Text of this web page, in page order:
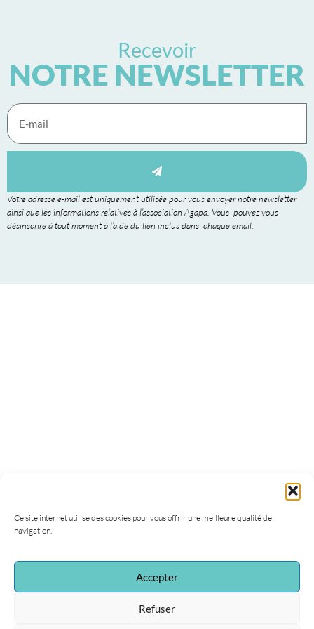
Ce site internet utilise des cookies pour vous offrir une meilleure qualité de
navigation.
Accepter
Refuser
Recevoir
NOTRE NEWSLETTER
Votre adresse e-mail est uniquement utilisée pour vous envoyer notre newsletter
ainsi que les informations relatives à l’association Agapa. Vous pouvez vous
désinscrire à tout moment à l’aide du lien inclus dans chaque email.